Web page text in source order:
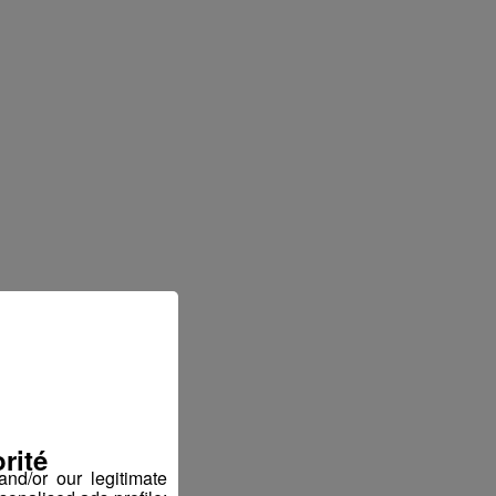
or our legitimate